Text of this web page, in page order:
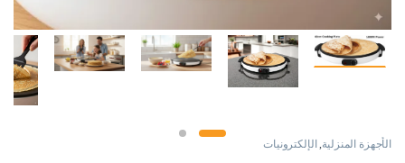
الأجهزة المنزلية, الإلكترونيات